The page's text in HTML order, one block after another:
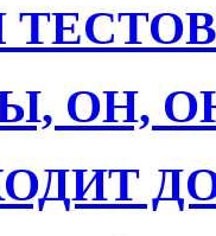
ТЕСТОВ
ОН,